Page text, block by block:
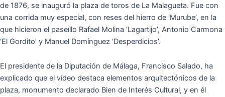
de 1876, se inauguró la plaza de toros de La Malagueta. Fue con
una corrida muy especial, con reses del hierro de ‘Murube’, en la
que hicieron el paseíllo Rafael Molina ‘Lagartijo’, Antonio Carmona
‘El Gordito’ y Manuel Domínguez ‘Desperdicios’.
El presidente de la Diputación de Málaga, Francisco Salado, ha
explicado que el vídeo destaca elementos arquitectónicos de la
plaza, monumento declarado Bien de Interés Cultural, y en él